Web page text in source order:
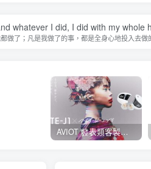
whatever I did, I did with my whole
做了；凡是我做了的事，都是全身心地投入去做
AVIOT 發表類客製耳機型真無線耳機 TE-J1 ，具 Hi-Res 認證、與 BiSH 成員 AiNA THE END 合作開發